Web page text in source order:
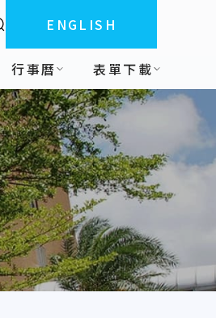
全站搜索ENGLISH
行事曆 表單下載